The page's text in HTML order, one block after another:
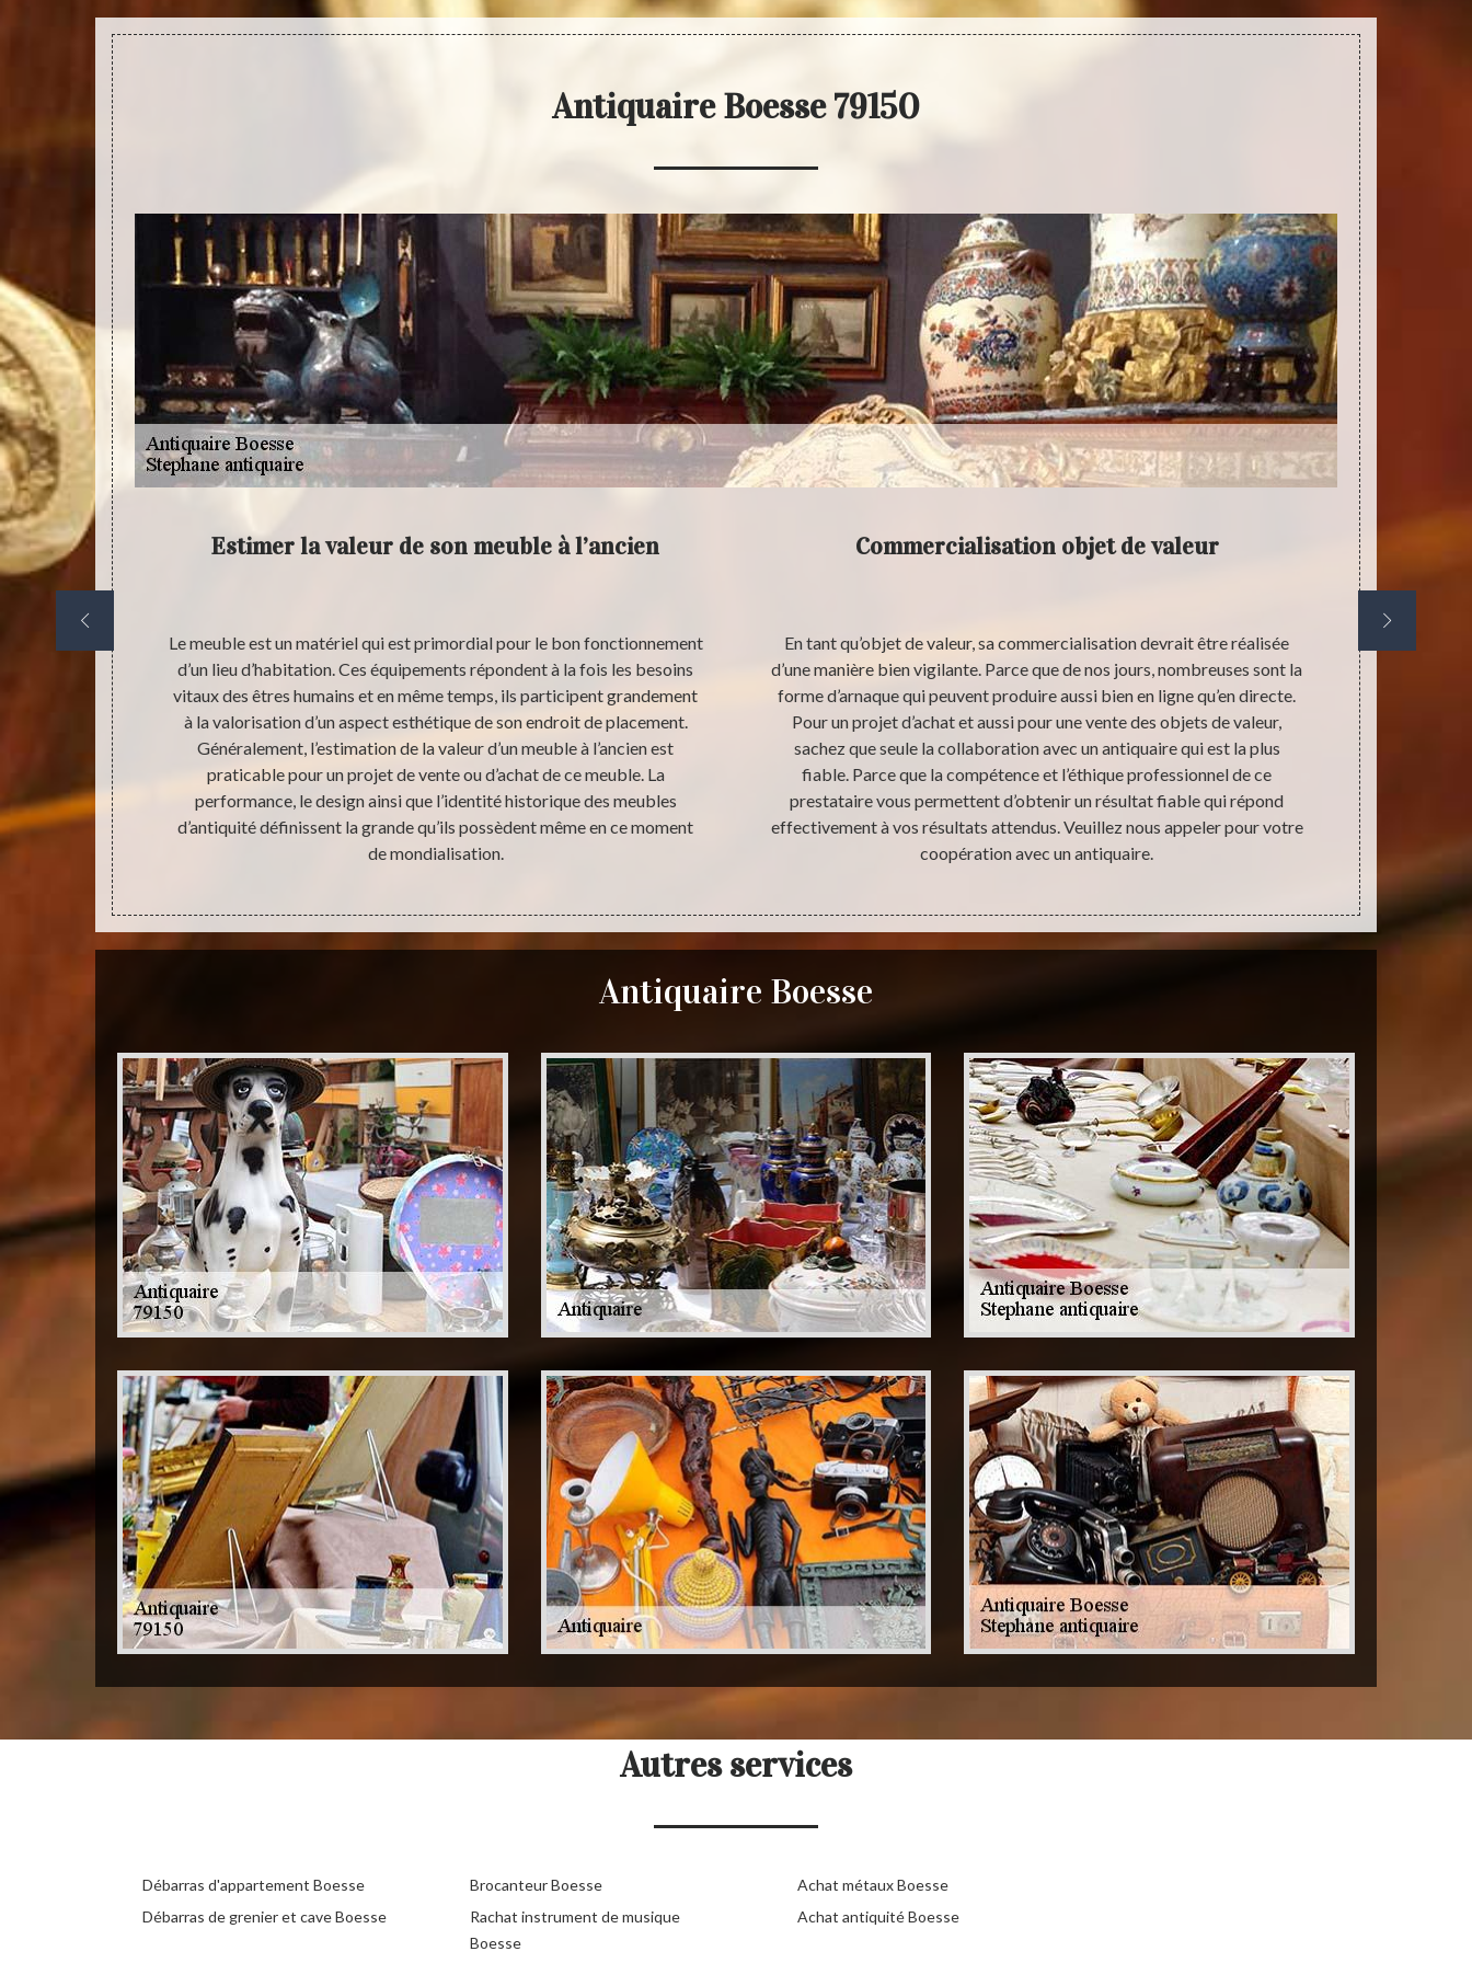
Antiquaire Boesse 79150
ce qui nous
objets de
Estimer la valeur de son meuble à l’ancien
Le meuble est un matériel qui est primordial pour le bon fonctionnement
d’un lieu d’habitation. Ces équipements répondent à la fois les besoins
vitaux des êtres humains et en même temps, ils participent grandement
à la valorisation d’un aspect esthétique de son endroit de placement.
Généralement, l’estimation de la valeur d’un meuble à l’ancien est
praticable pour un projet de vente ou d’achat de ce meuble. La
performance, le design ainsi que l’identité historique des meubles
d’antiquité définissent la grande qu’ils possèdent même en ce moment
de mondialisation.
Commercialisation objet de valeur
En tant qu’objet de valeur, sa commercialisation devrait être réalisée
d’une manière bien vigilante. Parce que de nos jours, nombreuses sont la
forme d’arnaque qui peuvent produire aussi bien en ligne qu’en directe.
Pour un projet d’achat et aussi pour une vente des objets de valeur,
sachez que seule la collaboration avec un antiquaire qui est la plus
fiable. Parce que la compétence et l’éthique professionnel de ce
prestataire vous permettent d’obtenir un résultat fiable qui répond
effectivement à vos résultats attendus. Veuillez nous appeler pour votre
coopération avec un antiquaire.
Antiquaire Boesse
Autres services
Débarras d'appartement Boesse
Débarras de grenier et cave Boesse
Brocanteur Boesse
Rachat instrument de musique
Boesse
Achat métaux Boesse
Achat antiquité Boesse